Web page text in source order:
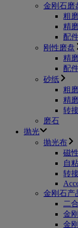
金刚石磨
粗磨
精磨
配
刚性磨盘
精磨
配
砂纸
粗磨
精磨
转
磨石
抛光
抛光布
磁性
自
转
金刚石产
二
金
金